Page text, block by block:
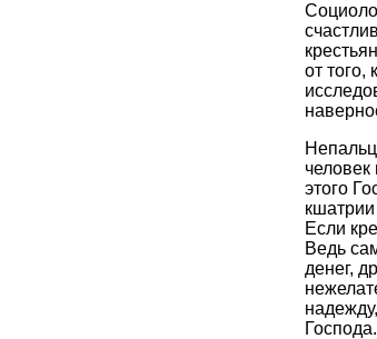
от того,
этого
Если
Ведь
денег,